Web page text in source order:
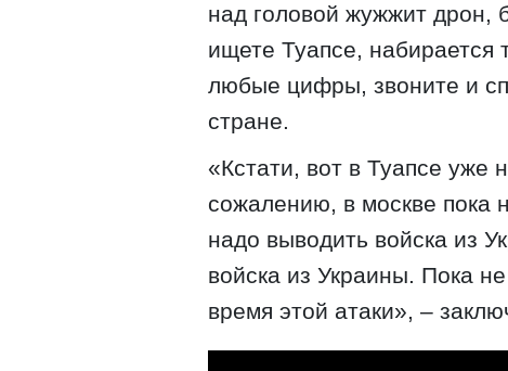
над головой жужжит дрон,
ищете Туапсе,
любые цифры, звоните и
стране.
«Кстати, вот в Туапсе уже
сожалению, в москве пока
надо выводить войска из
войска из Украины. Пока
время этой атаки», –